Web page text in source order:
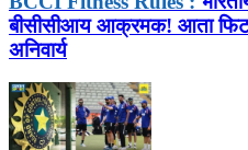
बीसीसीआय आक्रमक! आता
अनिवार्य